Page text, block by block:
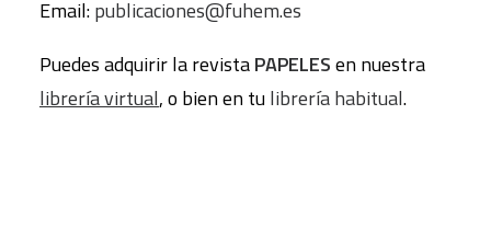
Email:publicaciones@fuhem.es
Puedes adquirir la revistaPAPELESen nuestra
librería virtual, o bien en tulibrería habitual.